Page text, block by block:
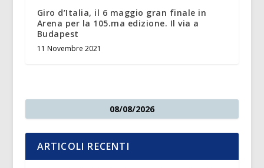
Giro d’Italia, il 6 maggio gran finale in
Arena per la 105.ma edizione. Il via a
Budapest
11 Novembre 2021
08/08/2026
ARTICOLI RECENTI